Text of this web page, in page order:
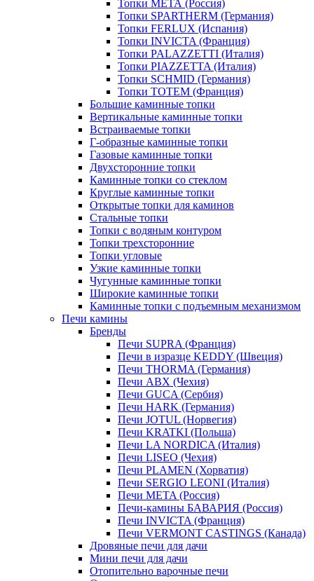
Топки МЕТА (Россия)
Топки SPARTHERM (Германия)
Топки FERLUX (Испания)
Топки INVICTA (Франция)
Топки PALAZZETTI (Италия)
Топки PIAZZETTA (Италия)
Топки SCHMID (Германия)
Топки TOTEM (Франция)
Большие каминные топки
Вертикальные каминные топки
Встраиваемые топки
Г-образные каминные топки
Газовые каминные топки
Двухсторонние топки
Каминные топки со стеклом
Круглые каминные топки
Открытые топки для каминов
Стальные топки
Топки с водяным контуром
Топки трехсторонние
Топки угловые
Узкие каминные топки
Чугунные каминные топки
Широкие каминные топки
Каминные топки с подъемным механизмом
Печи камины
Бренды
Печи SUPRA (Франция)
Печи в изразце KEDDY (Швеция)
Печи THORMA (Германия)
Печи ABX (Чехия)
Печи GUCA (Сербия)
Печи HARK (Германия)
Печи JOTUL (Норвегия)
Печи KRATKI (Польша)
Печи LA NORDICA (Италия)
Печи LISEO (Чехия)
Печи PLAMEN (Хорватия)
Печи SERGIO LEONI (Италия)
Печи META (Россия)
Печи-камины БАВАРИЯ (Россия)
Печи INVICTA (Франция)
Печи VERMONT CASTINGS (Канада)
Дровяные печи для дачи
Мини печи для дачи
Отопительно варочные печи